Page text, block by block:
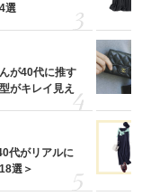
選
が40代に推す
がキレイ見え
代がリアルに
選＞